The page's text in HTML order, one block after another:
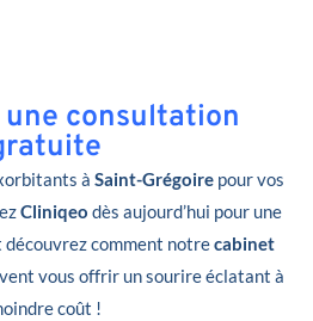
une consultation
à Saint-Grégoirepour vos
Cliniqeo dès aujourd’hui pour une
comment notrecabinet
vous offrir un sourire éclatant à
coût !